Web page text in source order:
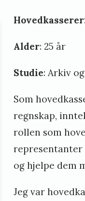
Alder: 25 år
Studie: Arkiv
Som
regnskap,
rollen som
representanter
og hjelpe dem
Jeg var